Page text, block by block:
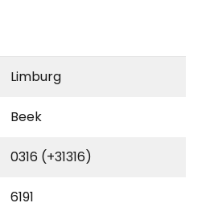
Limburg
Beek
0316 (+31316)
6191